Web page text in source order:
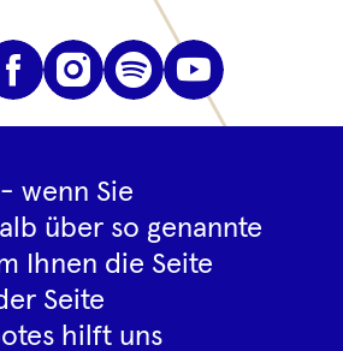
Facebook
Instagram
SpotifyYouTube
Philharmonie
wenn Sie
über so genannte
Ihnen die Seite
Seite
hilft uns